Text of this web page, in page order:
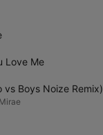
Love Me
vs Boys Noize Remix)